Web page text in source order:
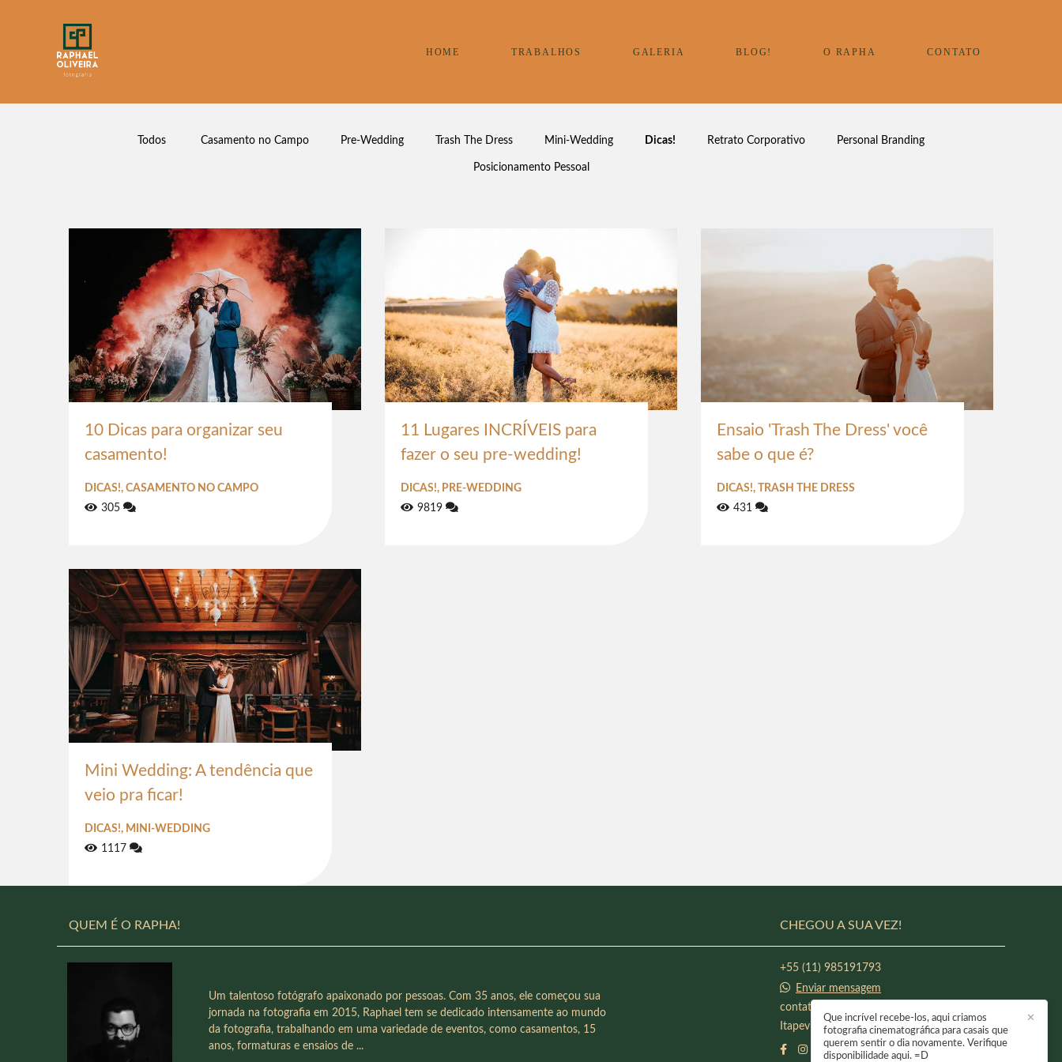
HOME TRABALHOS GALERIA BLOG! O RAPHA CONTATO
Todos Casamento no Campo Pre-Wedding Trash The Dress Mini-Wedding Dicas! Retrato Corporativo Personal Branding
Posicionamento Pessoal
10 Dicas para organizar seu
casamento!
DICAS!, CASAMENTO NO CAMPO
305
11 Lugares INCRÍVEIS para
fazer o seu pre-wedding!
DICAS!, PRE-WEDDING
9819
Ensaio 'Trash The Dress' você
sabe o que é?
DICAS!, TRASH THE DRESS
431
Mini Wedding: A tendência que
veio pra ficar!
DICAS!, MINI-WEDDING
1117
QUEM É O RAPHA!
Um talentoso fotógrafo apaixonado por pessoas. Com 35 anos, ele começou sua
jornada na fotografia em 2015, Raphael tem se dedicado intensamente ao mundo
da fotografia, trabalhando em uma variedade de eventos, como casamentos, 15
anos, formaturas e ensaios de ...
CHEGOU A SUA VEZ!
+55 (11) 985191793
Enviar mensagem
contato@raphaeloliveirafotografia.com
Itapevi / SP
✕
Que incrível recebe-los, aqui criamos
fotografia cinematográfica para casais que
querem sentir o dia novamente. Verifique
disponibilidade aqui. =D